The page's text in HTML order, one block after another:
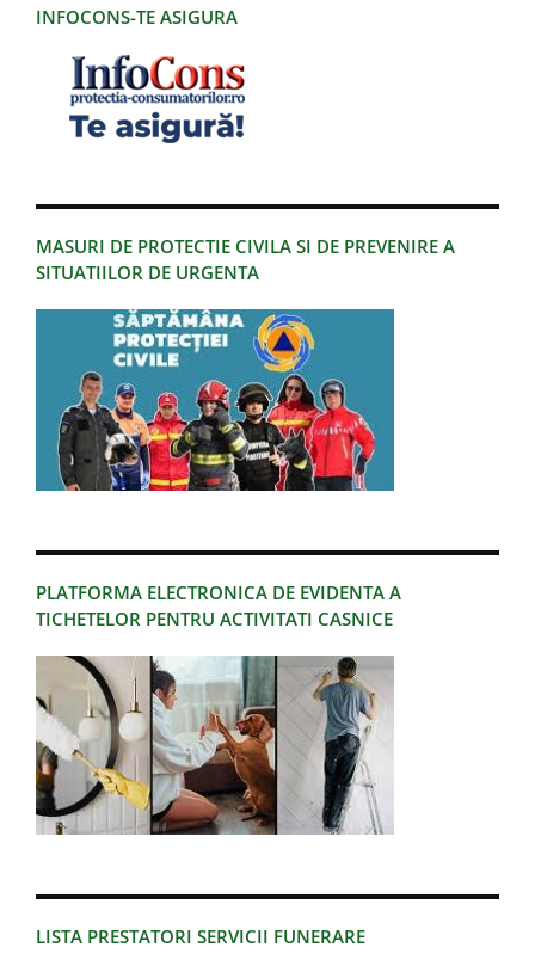
INFOCONS-TE ASIGURA
MASURI DE PROTECTIE CIVILA SI DE PREVENIRE A
SITUATIILOR DE URGENTA
PLATFORMA ELECTRONICA DE EVIDENTA A
TICHETELOR PENTRU ACTIVITATI CASNICE
LISTA PRESTATORI SERVICII FUNERARE